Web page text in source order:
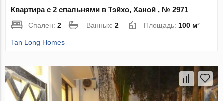
Квартира с 2 спальнями в Тэйхо, Ханой , № 2971
Спален:2 Ванных:2 Площадь: 100 м²
Tan Long Homes